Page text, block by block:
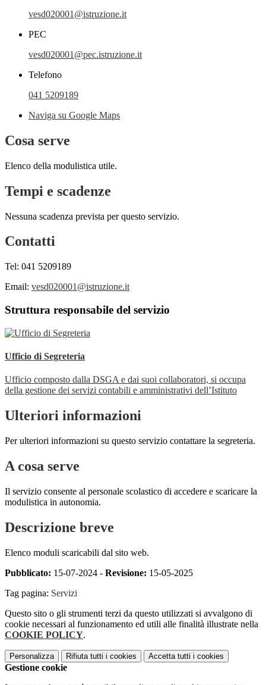
vesd020001@istruzione.it
PEC
vesd020001@pec.istruzione.it
Telefono
041 5209189
Naviga su Google Maps
Cosa serve
Elenco della modulistica utile.
Tempi e scadenze
Nessuna scadenza prevista per questo servizio.
Contatti
Tel: 041 5209189
Email: vesd020001@istruzione.it
Struttura responsabile del servizio
Ufficio di Segreteria
Ufficio composto dalla DSGA e dai suoi collaboratori, si occupa
della gestione dei servizi contabili e amministrativi dell’Istituto
Ulteriori informazioni
Per ulteriori informazioni su questo servizio contattare la segreteria.
A cosa serve
Il servizio consente al personale scolastico di accedere e scaricare la
modulistica in autonomia.
Descrizione breve
Elenco moduli scaricabili dal sito web.
Pubblicato: 15-07-2024 - Revisione: 15-05-2025
Tag pagina: Servizi
Questo sito o gli strumenti terzi da questo utilizzati si avvalgono di
cookie necessari al funzionamento ed utili alle finalità illustrate nella
COOKIE POLICY.
Personalizza Rifiuta tutti i cookies Accetta tutti i cookies
Gestione cookie